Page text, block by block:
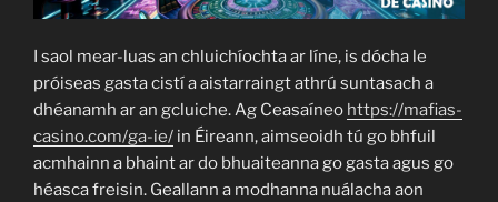
I saol mear-luas an chluichíochta ar líne, is dócha le
próiseas gasta cistí a aistarraingt athrú suntasach a
dhéanamh ar an gcluiche. Ag Ceasaíneo https://mafias-
casino.com/ga-ie/ in Éireann, aimseoidh tú go bhfuil
acmhainn a bhaint ar do bhuaiteanna go gasta agus go
héasca freisin. Geallann a modhanna nuálacha aon